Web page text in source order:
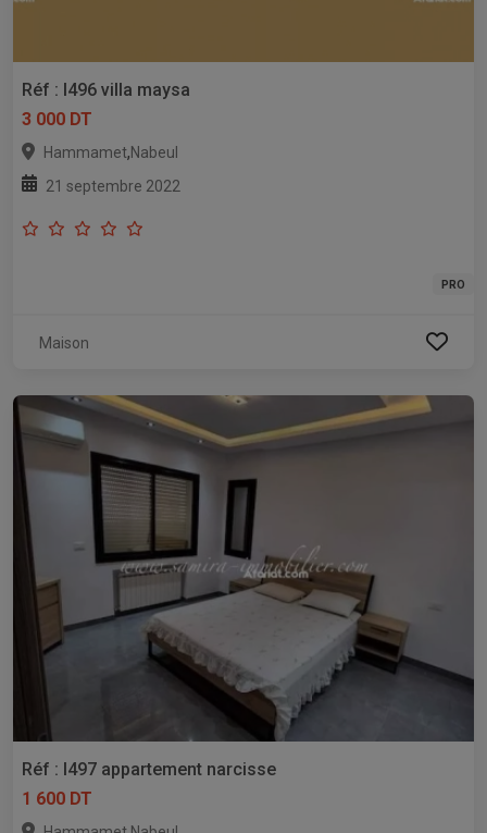
Réf : l496 villa maysa
3 000 DT
Hammamet,Nabeul
21 septembre 2022
PRO
Maison
Réf : l497 appartement narcisse
1 600 DT